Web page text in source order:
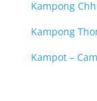
Kampong
Kampong
Kampot –